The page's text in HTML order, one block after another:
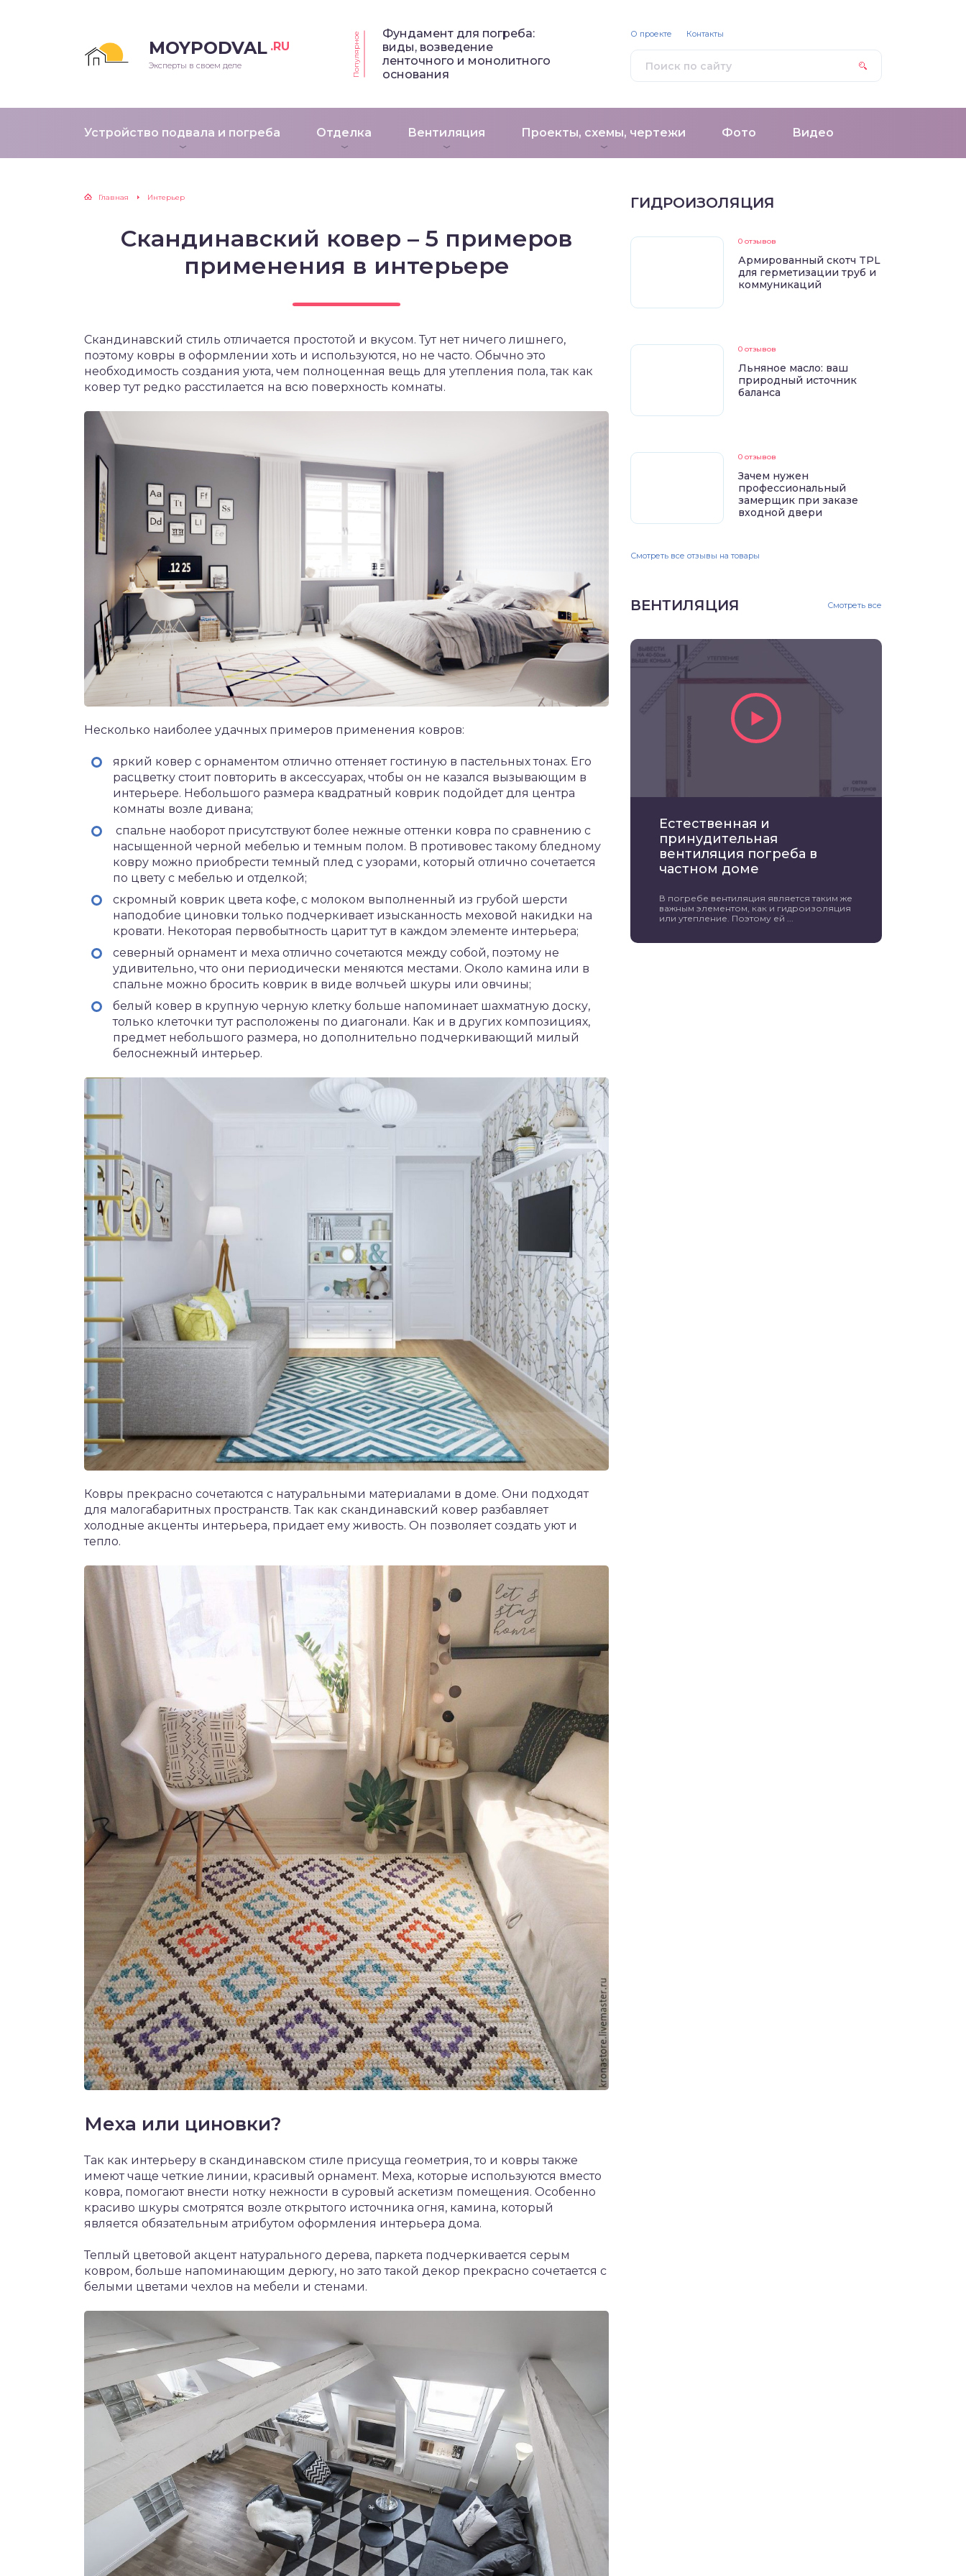
MOYPODVAL .RU
Эксперты в своем деле Популярное
Фундамент для погреба:
виды, возведение
ленточного и монолитного
основания
Устройство подвала и погреба Отделка Вентиляция Проекты, схемы, чертежи Фото Видео
О проекте Контакты
Главная Интерьер
Скандинавский ковер – 5 примеров
применения в интерьере
Скандинавский стиль отличается простотой и вкусом. Тут нет ничего лишнего,
поэтому ковры в оформлении хоть и используются, но не часто. Обычно это
необходимость создания уюта, чем полноценная вещь для утепления пола, так как
ковер тут редко расстилается на всю поверхность комнаты.
Несколько наиболее удачных примеров применения ковров:
яркий ковер с орнаментом отлично оттеняет гостиную в пастельных тонах. Его
расцветку стоит повторить в аксессуарах, чтобы он не казался вызывающим в
интерьере. Небольшого размера квадратный коврик подойдет для центра
комнаты возле дивана;
спальне наоборот присутствуют более нежные оттенки ковра по сравнению с
насыщенной черной мебелью и темным полом. В противовес такому бледному
ковру можно приобрести темный плед с узорами, который отлично сочетается
по цвету с мебелью и отделкой;
скромный коврик цвета кофе, с молоком выполненный из грубой шерсти
наподобие циновки только подчеркивает изысканность меховой накидки на
кровати. Некоторая первобытность царит тут в каждом элементе интерьера;
северный орнамент и меха отлично сочетаются между собой, поэтому не
удивительно, что они периодически меняются местами. Около камина или в
спальне можно бросить коврик в виде волчьей шкуры или овчины;
белый ковер в крупную черную клетку больше напоминает шахматную доску,
только клеточки тут расположены по диагонали. Как и в других композициях,
предмет небольшого размера, но дополнительно подчеркивающий милый
белоснежный интерьер.
Ковры прекрасно сочетаются с натуральными материалами в доме. Они подходят
для малогабаритных пространств. Так как скандинавский ковер разбавляет
холодные акценты интерьера, придает ему живость. Он позволяет создать уют и
тепло.
Меха или циновки?
Так как интерьеру в скандинавском стиле присуща геометрия, то и ковры также
имеют чаще четкие линии, красивый орнамент. Меха, которые используются вместо
ковра, помогают внести нотку нежности в суровый аскетизм помещения. Особенно
красиво шкуры смотрятся возле открытого источника огня, камина, который
является обязательным атрибутом оформления интерьера дома.
Теплый цветовой акцент натурального дерева, паркета подчеркивается серым
ковром, больше напоминающим дерюгу, но зато такой декор прекрасно сочетается с
белыми цветами чехлов на мебели и стенами.
ГИДРОИЗОЛЯЦИЯ
0 отзывов
Армированный скотч TPL
для герметизации труб и
коммуникаций
0 отзывов
Льняное масло: ваш
природный источник
баланса
0 отзывов
Зачем нужен
профессиональный
замерщик при заказе
входной двери
Смотреть все отзывы на товары
ВЕНТИЛЯЦИЯ Смотреть все
Естественная и
принудительная
вентиляция погреба в
частном доме
В погребе вентиляция является таким же
важным элементом, как и гидроизоляция
или утепление. Поэтому ей ...